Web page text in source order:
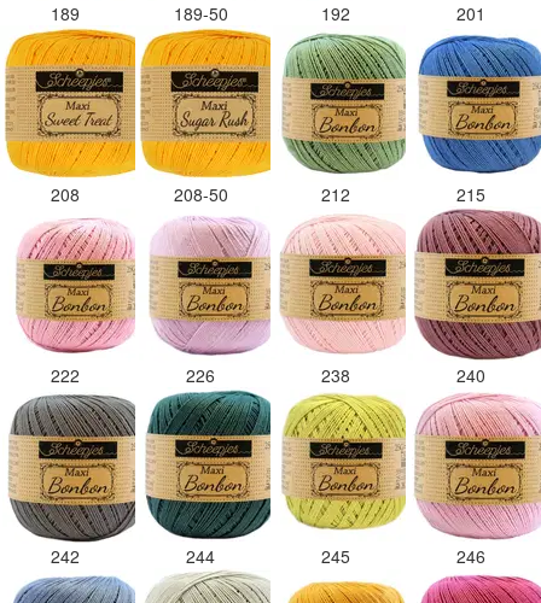
189 189-50 192 201
208 208-50 212 215
222 226 238 240
242 244 245 246